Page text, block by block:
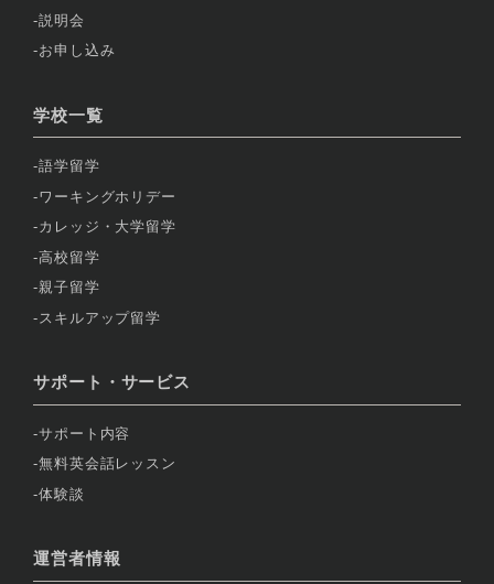
説明会
お申し込み
学校一覧
語学留学
ワーキングホリデー
カレッジ・大学留学
高校留学
親子留学
スキルアップ留学
サポート・サービス
サポート内容
無料英会話レッスン
体験談
運営者情報